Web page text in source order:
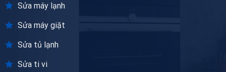
Sửa máy lạnh
Sửa máy giặt
Sửa tủ lạnh
Sửa ti vi